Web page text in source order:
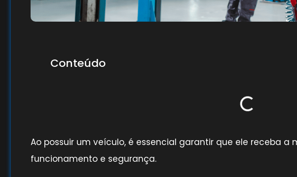
Conteúdo
Ao possuir um veículo, é essencial garantir que ele receba
funcionamento e segurança.